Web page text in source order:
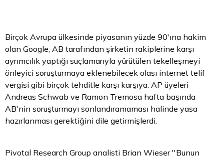
Birçok Avrupa ülkesinde piyasanın yüzde 90'ına hakim
olan Google, AB tarafından şirketin rakiplerine karşı
ayrımcılık yaptığı suçlamarıyla yürütülen tekelleşmeyi
önleyici soruşturmaya eklenebilecek olası internet telif
vergisi gibi birçok tehditle karşı karşıya. AP üyeleri
Andreas Schwab ve Ramon Tremosa hafta başında
AB'nin soruşturmayı sonlandıramaması halinde yasa
hazırlanması gerektiğini dile getirmişlerdi.
Pivotal Research Group analisti Brian Wieser ''Bunun